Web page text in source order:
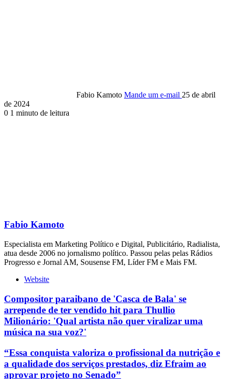
Fabio Kamoto Mande um e-mail 25 de abril
de 2024
0 1 minuto de leitura
Fabio Kamoto
Especialista em Marketing Político e Digital, Publicitário, Radialista,
atua desde 2006 no jornalismo político. Passou pelas pelas Rádios
Progresso e Jornal AM, Sousense FM, Líder FM e Mais FM.
Website
Compositor paraibano de 'Casca de Bala' se
arrepende de ter vendido hit para Thullio
Milionário: 'Qual artista não quer viralizar uma
música na sua voz?'
“Essa conquista valoriza o profissional da nutrição e
a qualidade dos serviços prestados, diz Efraim ao
aprovar projeto no Senado”